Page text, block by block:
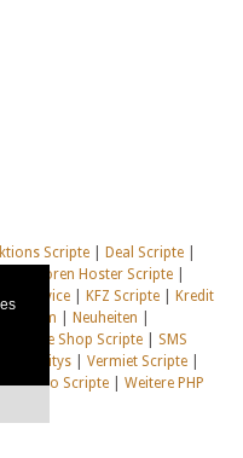
Scripte Deal Scripte
Foren Hoster Scripte
Service KFZ Scripte
Kredit
System Neuheiten
& Live Shop Scripte
SMS
Vermiet Scripte
Scripte
Weitere PHP